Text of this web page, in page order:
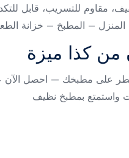
مقاوم للتسريب، قابل
المنزل – المطبخ – خزانة
من كذا ميزة
على مطبخك — احصل الآن
واستمتع بمطبخ نظيف